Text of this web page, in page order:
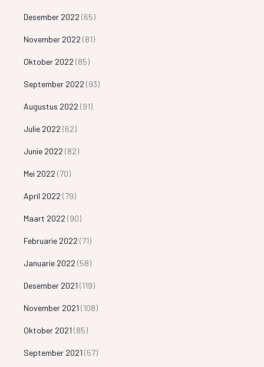
Desember 2022 (65)
November 2022 (81)
Oktober 2022 (85)
September 2022 (93)
Augustus 2022 (91)
Julie 2022 (62)
Junie 2022 (82)
Mei 2022 (70)
April 2022 (79)
Maart 2022 (90)
Februarie 2022 (71)
Januarie 2022 (58)
Desember 2021 (119)
November 2021 (108)
Oktober 2021 (85)
September 2021 (57)